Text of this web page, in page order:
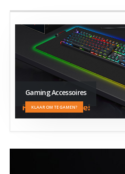
Gaming Accessoires
KLAAR OM TE GAMEN?